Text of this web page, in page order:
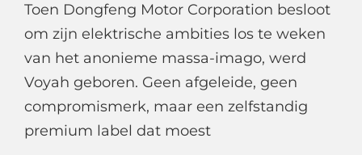
Toen Dongfeng Motor Corporation besloot
om zijn elektrische ambities los te weken
van het anonieme massa-imago, werd
Voyah geboren. Geen afgeleide, geen
compromismerk, maar een zelfstandig
premium label dat moest